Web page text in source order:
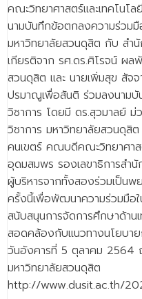
คณะวิทยาศาสตร์และเทคโน
นามบันทึกข้อตกลงความร่วมมื
มหาวิทยาลัยสวนดุสิต กับ สำ
เกียรติจาก รศ.ดร.ศิโรจน์ ผ
สวนดุสิต และ นายเพิ่มสุข สัจ
ปรมาณูเพื่อสันติ ร่วมลงนาม
วิชาการ โดยมี ดร.สุวมาลย์ ม่
วิชาการ มหาวิทยาลัยสวนดุสิ
คนเขตร์ คณบดีคณะวิทยาศาส
อุดมสมพร รองเลขาธิการส
ผู้บริหารจากทั้งสองร่วมเป็นพ
ครั้งนี้เพื่อพัฒนาความร่วมมือ
สนับสนุนการจัดการศึกษาด้าน
สอดคล้องกับแนวทางนโยบา
วันอังคารที่ 5 ตุลาคม 2564
มหาวิทยาลัยสวนดุสิต
http://www.dusit.ac.th/